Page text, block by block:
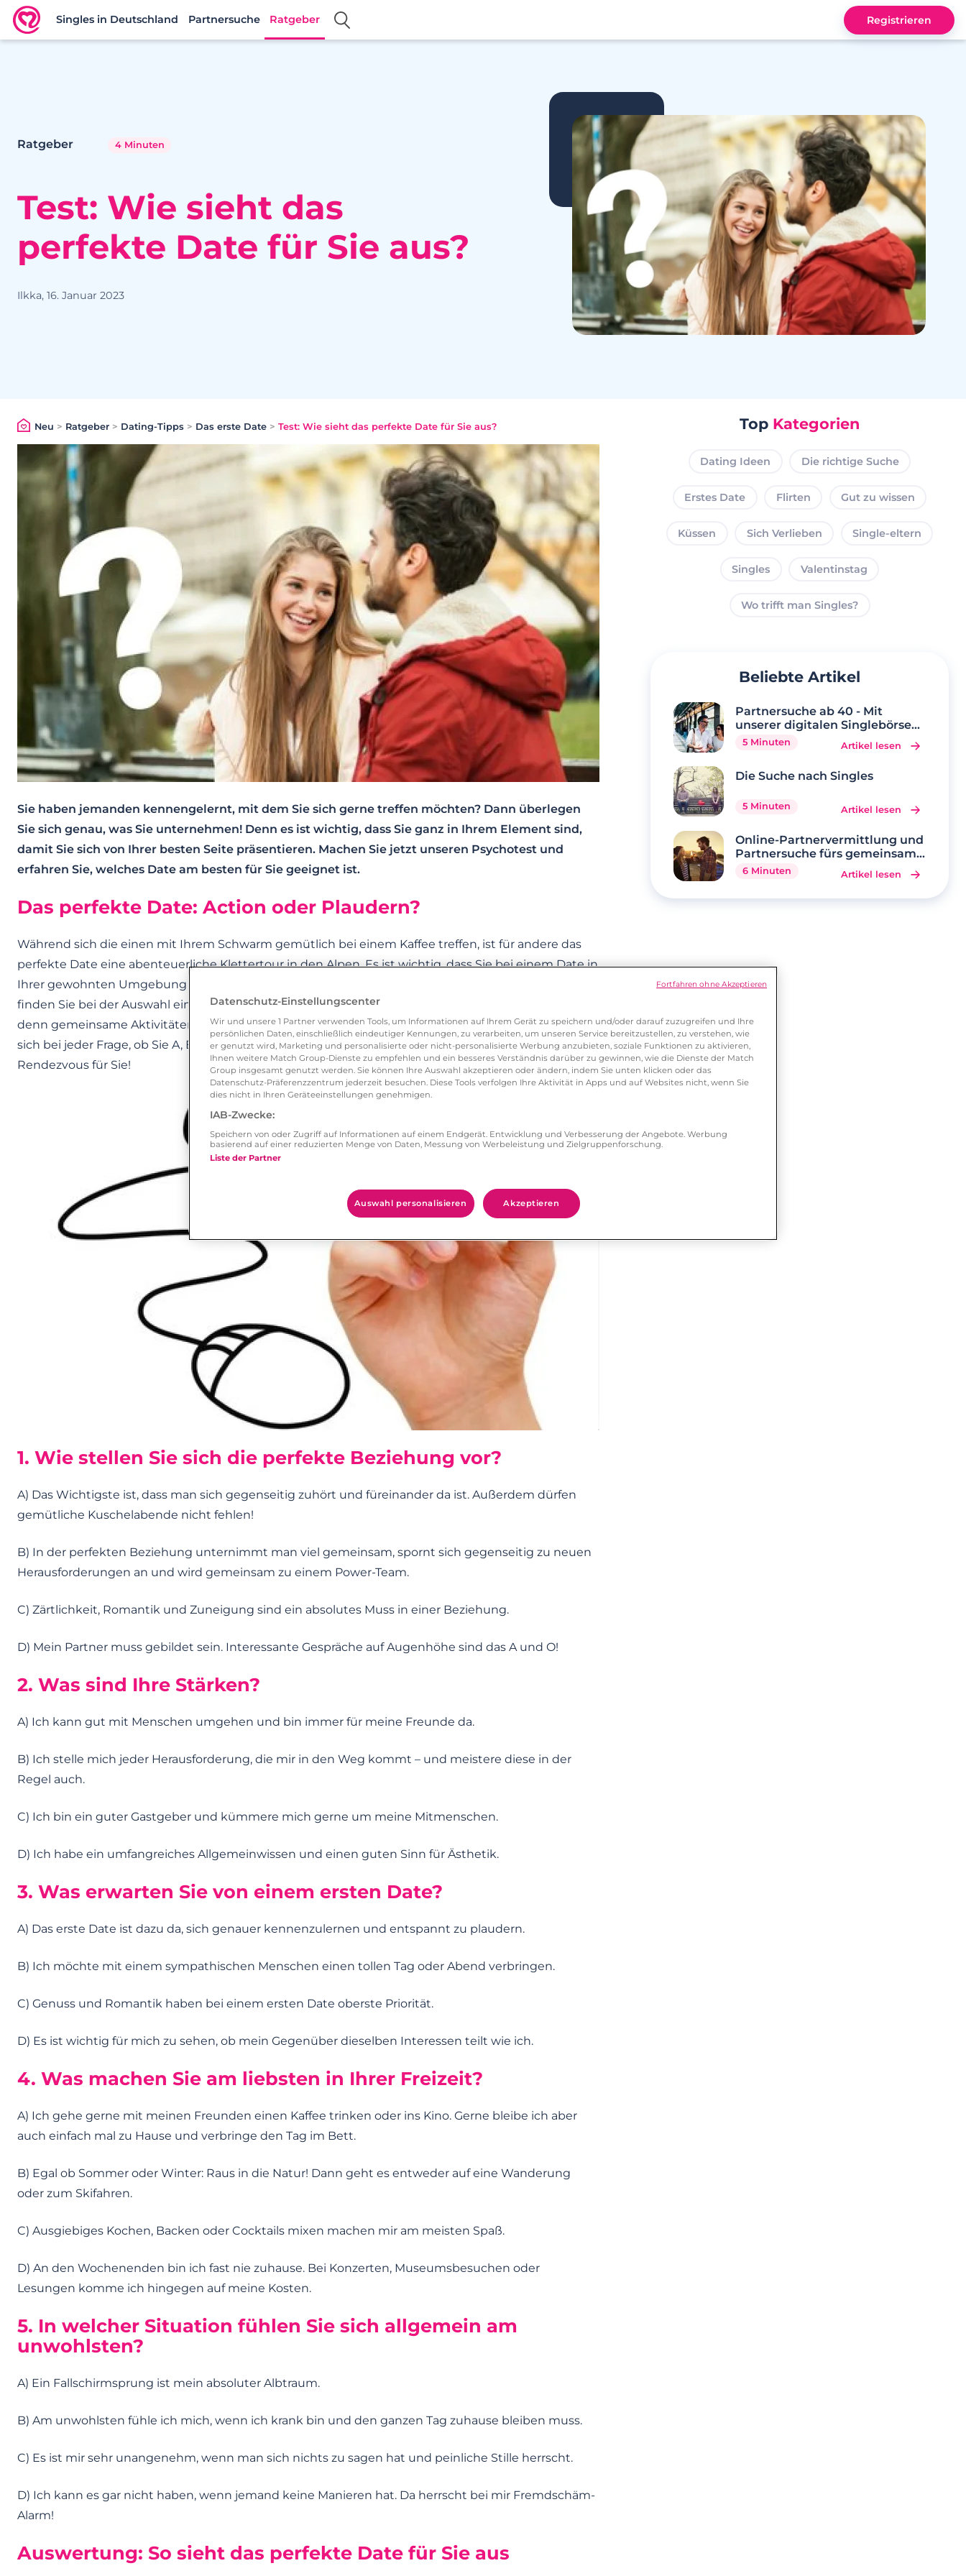
Neu.de
Singles in Deutschland Partnersuche Ratgeber Registrieren
Ratgeber 4 Minuten
Test: Wie sieht das
perfekte Date für Sie aus?
Ilkka, 16. Januar 2023
Neu > Ratgeber > Dating-Tipps > Das erste Date > Test: Wie sieht das perfekte Date für Sie aus?
Sie haben jemanden kennengelernt, mit dem Sie sich gerne treffen möchten? Dann überlegen
Sie sich genau, was Sie unternehmen! Denn es ist wichtig, dass Sie ganz in Ihrem Element sind,
damit Sie sich von Ihrer besten Seite präsentieren. Machen Sie jetzt unseren Psychotest und
erfahren Sie, welches Date am besten für Sie geeignet ist.
Das perfekte Date: Action oder Plaudern?
Während sich die einen mit Ihrem Schwarm gemütlich bei einem Kaffee treffen, ist für andere das
perfekte Date eine abenteuerliche Klettertour in den Alpen. Es ist wichtig, dass Sie bei einem Date in
Ihrer gewohnten Umgebung sind, um sich wohlzufühlen und entspannt zu wirken. Außerdem
finden Sie bei der Auswahl einer passenden Date-Location heraus, ob Sie beide zueinander passen,
denn gemeinsame Aktivitäten verbinden Beantworten Sie die folgenden Fragen und notieren Sie
sich bei jeder Frage, ob Sie A, B, C oder D gewählt haben. Am Ende erfahren Sie das ideale
Rendezvous für Sie!
1. Wie stellen Sie sich die perfekte Beziehung vor?
A) Das Wichtigste ist, dass man sich gegenseitig zuhört und füreinander da ist. Außerdem dürfen
gemütliche Kuschelabende nicht fehlen!
B) In der perfekten Beziehung unternimmt man viel gemeinsam, spornt sich gegenseitig zu neuen
Herausforderungen an und wird gemeinsam zu einem Power-Team.
C) Zärtlichkeit, Romantik und Zuneigung sind ein absolutes Muss in einer Beziehung.
D) Mein Partner muss gebildet sein. Interessante Gespräche auf Augenhöhe sind das A und O!
2. Was sind Ihre Stärken?
A) Ich kann gut mit Menschen umgehen und bin immer für meine Freunde da.
B) Ich stelle mich jeder Herausforderung, die mir in den Weg kommt – und meistere diese in der
Regel auch.
C) Ich bin ein guter Gastgeber und kümmere mich gerne um meine Mitmenschen.
D) Ich habe ein umfangreiches Allgemeinwissen und einen guten Sinn für Ästhetik.
3. Was erwarten Sie von einem ersten Date?
A) Das erste Date ist dazu da, sich genauer kennenzulernen und entspannt zu plaudern.
B) Ich möchte mit einem sympathischen Menschen einen tollen Tag oder Abend verbringen.
C) Genuss und Romantik haben bei einem ersten Date oberste Priorität.
D) Es ist wichtig für mich zu sehen, ob mein Gegenüber dieselben Interessen teilt wie ich.
4. Was machen Sie am liebsten in Ihrer Freizeit?
A) Ich gehe gerne mit meinen Freunden einen Kaffee trinken oder ins Kino. Gerne bleibe ich aber
auch einfach mal zu Hause und verbringe den Tag im Bett.
B) Egal ob Sommer oder Winter: Raus in die Natur! Dann geht es entweder auf eine Wanderung
oder zum Skifahren.
C) Ausgiebiges Kochen, Backen oder Cocktails mixen machen mir am meisten Spaß.
D) An den Wochenenden bin ich fast nie zuhause. Bei Konzerten, Museumsbesuchen oder
Lesungen komme ich hingegen auf meine Kosten.
5. In welcher Situation fühlen Sie sich allgemein am
unwohlsten?
A) Ein Fallschirmsprung ist mein absoluter Albtraum.
B) Am unwohlsten fühle ich mich, wenn ich krank bin und den ganzen Tag zuhause bleiben muss.
C) Es ist mir sehr unangenehm, wenn man sich nichts zu sagen hat und peinliche Stille herrscht.
D) Ich kann es gar nicht haben, wenn jemand keine Manieren hat. Da herrscht bei mir Fremdschäm-
Alarm!
Auswertung: So sieht das perfekte Date für Sie aus
Top Kategorien
Dating Ideen Die richtige Suche
Erstes Date Flirten Gut zu wissen
Küssen Sich Verlieben Single-eltern
Singles Valentinstag
Wo trifft man Singles?
Beliebte Artikel
Partnersuche ab 40 - Mit
unserer digitalen Singlebörse
wird Ihr Traum wahr
5 Minuten Artikel lesen
Die Suche nach Singles
5 Minuten Artikel lesen
Online-Partnervermittlung und
Partnersuche fürs gemeinsame
Glück
6 Minuten Artikel lesen
Datenschutz-Einstellungscenter
Wir und unsere 1 Partner verwenden Tools, um Informationen auf Ihrem Gerät zu speichern und/oder darauf zuzugreifen und Ihre
persönlichen Daten, einschließlich eindeutiger Kennungen, zu verarbeiten, um unseren Service bereitzustellen, zu verstehen, wie
er genutzt wird, Marketing und personalisierte oder nicht-personalisierte Werbung anzubieten, soziale Funktionen zu aktivieren,
Ihnen weitere Match Group-Dienste zu empfehlen und ein besseres Verständnis darüber zu gewinnen, wie die Dienste der Match
Group insgesamt genutzt werden. Sie können Ihre Auswahl akzeptieren oder ändern, indem Sie unten klicken oder das
Datenschutz-Präferenzzentrum jederzeit besuchen. Diese Tools verfolgen Ihre Aktivität in Apps und auf Websites nicht, wenn Sie
dies nicht in Ihren Geräteeinstellungen genehmigen.
IAB-Zwecke:
Speichern von oder Zugriff auf Informationen auf einem Endgerät. Entwicklung und Verbesserung der Angebote. Werbung
basierend auf einer reduzierten Menge von Daten, Messung von Werbeleistung und Zielgruppenforschung.
Liste der Partner
Auswahl personalisieren Akzeptieren
Fortfahren ohne Akzeptieren